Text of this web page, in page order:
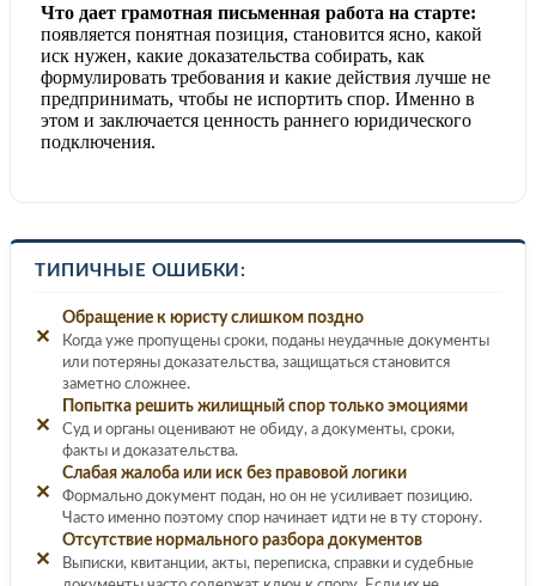
Что дает грамотная письменная работа на старте:
появляется понятная позиция, становится ясно, какой
иск нужен, какие доказательства собирать, как
формулировать требования и какие действия лучше не
предпринимать, чтобы не испортить спор. Именно в
этом и заключается ценность раннего юридического
подключения.
ТИПИЧНЫЕ ОШИБКИ:
✕
Обращение к юристу слишком поздно
Когда уже пропущены сроки, поданы неудачные документы
или потеряны доказательства, защищаться становится
заметно сложнее.
✕
Попытка решить жилищный спор только эмоциями
Суд и органы оценивают не обиду, а документы, сроки,
факты и доказательства.
✕
Слабая жалоба или иск без правовой логики
Формально документ подан, но он не усиливает позицию.
Часто именно поэтому спор начинает идти не в ту сторону.
✕
Отсутствие нормального разбора документов
Выписки, квитанции, акты, переписка, справки и судебные